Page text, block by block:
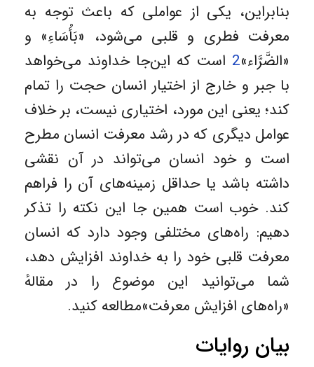
بنابراین، یکی از عواملی که باعث توجه به
معرفت فطری و قلبی می‌شود، «بَأْسَاءِ» و
«الضَّرَّاء»2 است که این‌جا خداوند می‌خواهد
با جبر و خارج از اختیار انسان حجت را تمام
کند؛ یعنی این مورد، اختیاری نیست، بر خلاف
عوامل دیگری که در رشد معرفت انسان مطرح
است و خود انسان می‌تواند در آن نقشی
داشته باشد یا حداقل زمینه‌های آن را فراهم
کند. خوب است همین جا این نکته را تذکر
دهیم: راه‌های مختلفی وجود دارد که انسان
معرفت قلبی خود را به خداوند افزایش دهد،‌
شما می‌توانید این موضوع را در مقالهٔ
«راه‌های افزایش معرفت»مطالعه کنید.
بیان روایات